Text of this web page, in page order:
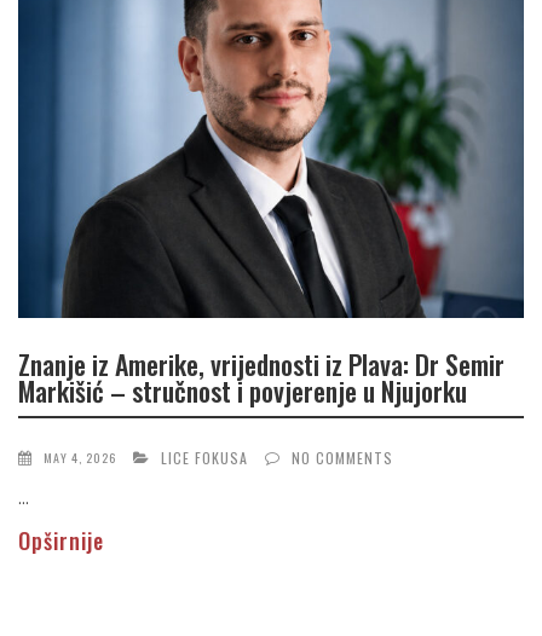
Znanje iz Amerike, vrijednosti iz Plava: Dr Semir
Markišić – stručnost i povjerenje u Njujorku
MAY 4, 2026 LICE FOKUSA NO COMMENTS
...
Opširnije